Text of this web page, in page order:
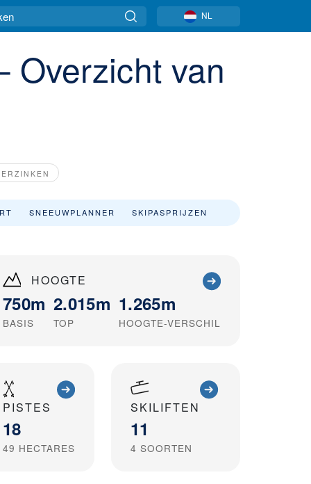
NL
Overzicht van
SNEEUWPLANNER SKIPASPRIJZEN
HOOGTE
750m
BASIS
2.015m
TOP
1.265m
HOOGTE-VERSCHIL
PISTES
18
49 HECTARES
SKILIFTEN
11
4 SOORTEN